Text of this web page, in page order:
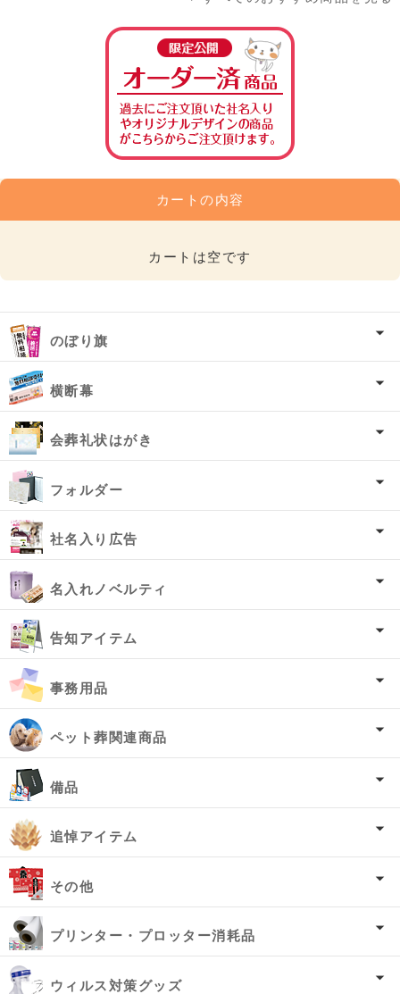
カートの内容
カートは空です
のぼり旗
横断幕
会葬礼状はがき
フォルダー
社名入り広告
名入れノベルティ
告知アイテム
事務用品
ペット葬関連商品
備品
追悼アイテム
その他
プリンター・プロッター消耗品
ウィルス対策グッズ